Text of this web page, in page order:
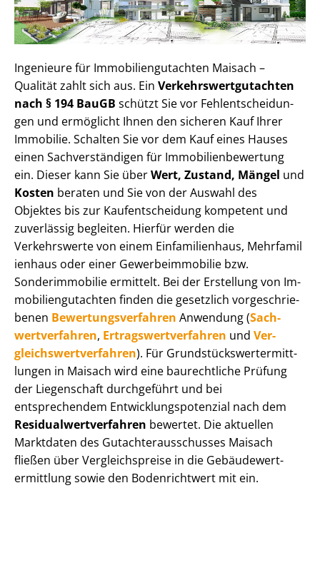
Ingenieure für Im­mo­bi­li­en­gut­ach­ten Maisach –
Qualität zahlt sich aus. Ein Ver­kehrs­wert­gut­ach­ten
nach § 194 BauGB schützt Sie vor Fehl­ent­schei­dun­
gen und ermöglicht Ihnen den sicheren Kauf Ihrer
Immobilie. Schalten Sie vor dem Kauf eines Hauses
einen Sach­ver­stän­di­gen für Im­mo­bi­li­en­be­wer­tung
ein. Dieser kann Sie überWert, Zustand, Mängel und
Kosten beraten und Sie von der Auswahl des
Objektes bis zur Kauf­ent­schei­dung kompetent und
zuverlässig begleiten. Hierfür werden die
Verkehrswerte von einem Einfamilienhaus, Mehr­fa­mi­l
i­en­haus oder einer Ge­wer­be­im­mo­bi­lie bzw.
Sonderimmobilie ermittelt. Bei der Erstellung von Im­
mo­bi­li­en­gut­ach­ten finden die gesetzlich vor­ge­schrie­
be­nen Be­wer­tungs­ver­fah­ren Anwendung (Sach­
wert­ver­fah­ren, Er­trags­wert­ver­fah­ren und Ver­
gleichs­wert­ver­fah­ren). Für Grund­stücks­wert­ermitt­
lun­gen in Maisach wird eine baurechtliche Prüfung
der Liegenschaft durchgeführt und bei
entsprechendem Ent­wick­lungs­po­ten­zi­al nach dem
Re­si­du­al­wert­ver­fah­ren bewertet. Die aktuellen
Marktdaten des Gut­ach­ter­aus­schus­ses Maisach
fließen über Ver­gleichs­prei­se in die Ge­bäu­de­wert­
ermitt­lung sowie den Bodenrichtwert mit ein.